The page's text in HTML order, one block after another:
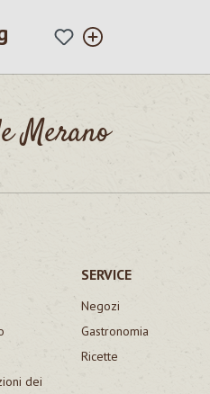
Merano
dei
SERVICE
Negozi
Gastronomia
Ricette